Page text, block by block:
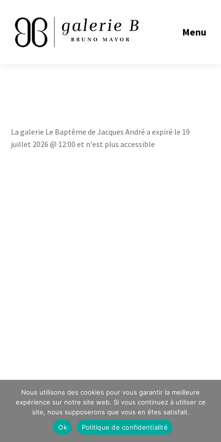
Menu
La galerie Le Baptême de Jacques André a expiré le 19
juillet 2026 @ 12:00 et n'est plus accessible
Nous utilisons des cookies pour vous garantir la meilleure
expérience sur notre site web. Si vous continuez à utiliser ce
site, nous supposerons que vous en êtes satisfait.
Ok
Politique de confidentialité